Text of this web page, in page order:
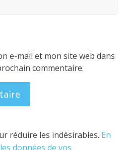
e-mail et mon site web dans
commentaire.
réduire les indésirables. En
données de vos